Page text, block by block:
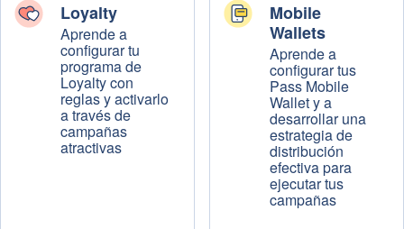
Loyalty
Aprende a
configurar tu
programa de
Loyalty con
reglas y activarlo
a través de
campañas
atractivas
Mobile
Wallets
Aprende a
configurar tus
Pass Mobile
Wallet y a
desarrollar una
estrategia de
distribución
efectiva para
ejecutar tus
campañas